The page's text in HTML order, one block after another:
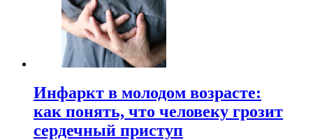
Инфаркт в молодом возрасте:
как понять, что человеку грозит
сердечный приступ